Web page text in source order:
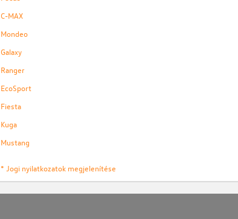
C-MAX
Mondeo
Galaxy
Ranger
EcoSport
Fiesta
Kuga
Mustang
* Jogi nyilatkozatok megjelenítése